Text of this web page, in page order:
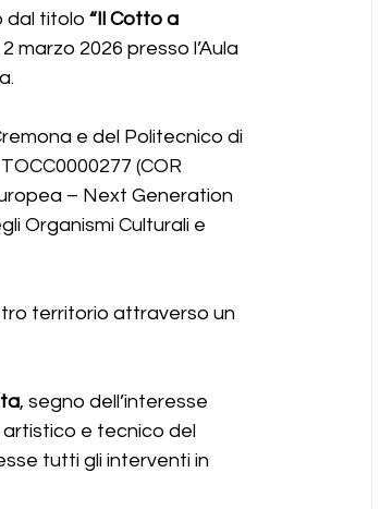
dal titolo “Il Cotto a
marzo 2026 presso l’Aula
e del Politecnico di
(COR
– Next Generation
Organismi Culturali e
territorio attraverso un
, segno dell’interesse
e tecnico del
tutti gli interventi in